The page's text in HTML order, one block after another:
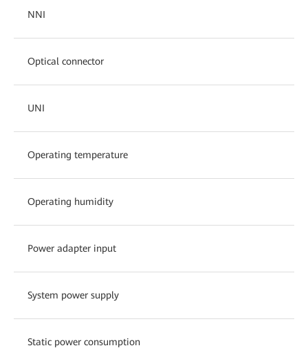
NNI
Optical connector
UNI
Operating temperature
Operating humidity
Power adapter input
System power supply
Static power consumption